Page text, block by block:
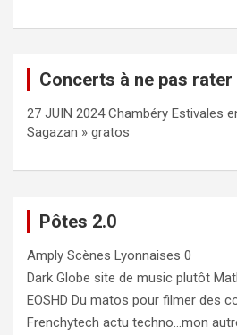
Concerts à ne pas rater
27 JUIN 2024 Chambéry Estivales
Sagazan » gratos
Pôtes 2.0
Amply Scènes Lyonnaises 0
Dark Globe site de music plutôt
EOSHD Du matos pour filmer des
Frenchytech actu techno…mon